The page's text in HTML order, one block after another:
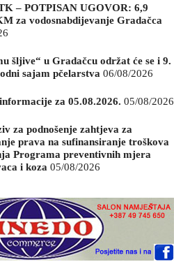
– POTPISAN UGOVOR: 6,9
za vodosnabdijevanje Gradačca
šljive“ u Gradačcu održat će se i 9.
sajam pčelarstva 06/08/2026
za 05.08.2026. 05/08/2026
za podnošenje zahtjeva za
prava na sufinansiranje troškova
Programa preventivnih mjera
i koza 05/08/2026